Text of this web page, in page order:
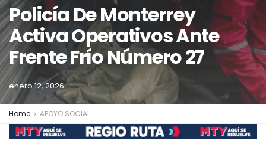
Policía De Monterrey
Activa Operativos Ante
Frente Frío Número 27
enero 12, 2026
Home APOYO SOCIAL